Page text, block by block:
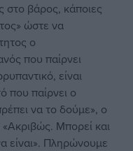
στο βάρος, κάποιες
ώστε να
ο
που παίρνει
είναι
που παίρνει ο
να το δούμε», ο
Μπορεί και
είναι». Πληρώνουμε